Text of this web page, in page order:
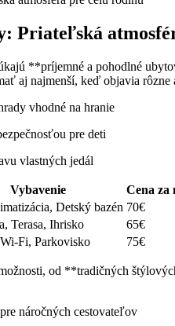
Priateľská
**príjemné a pohodlné
aj najmenší, keď objavia
vhodné na hranie
pre deti
vlastných jedál
Vybavenie
Cena za
Detský bazén 70€
Terasa, Ihrisko
65€
Fi, Parkovisko 75€
od **tradičných